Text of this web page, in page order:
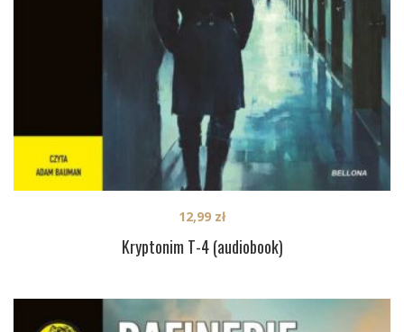
Kryptonim T-4 (audiobook)
12,99 zł